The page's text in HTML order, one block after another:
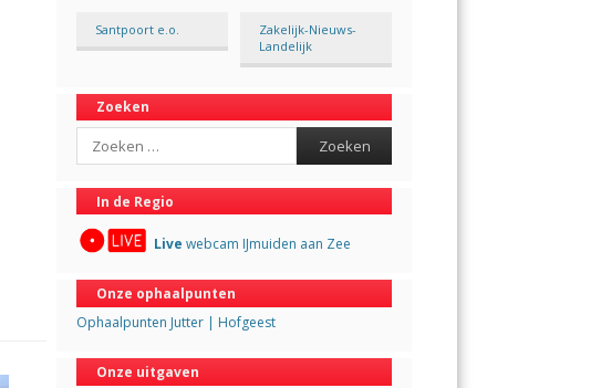
Santpoort e.o.
Zakelijk-Nieuws-
Landelijk
Zoeken
Search
In de Regio
Live webcam IJmuiden aan Zee
Onze ophaalpunten
Ophaalpunten Jutter | Hofgeest
Onze uitgaven